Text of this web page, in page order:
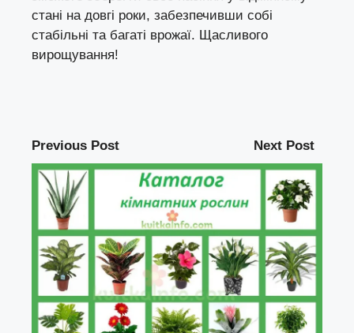
стані на довгі роки, забезпечивши собі
стабільні та багаті врожаї. Щасливого
вирощування!
Previous Post Next Post